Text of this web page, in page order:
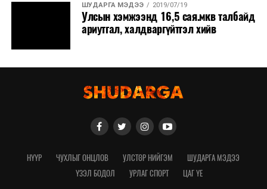
ШУДАРГА МЭДЭЭ 2019/07/19
Улсын хэмжээнд 16,5 сая.мкв талбайд
ариутгал, халдваргүйтгэл хийв
НҮҮР ЧУХЛЫГ ОНЦЛОВ УЛСТӨР НИЙГЭМ
ШУДАРГА МЭДЭЭ
ҮЗЭЛ БОДОЛ
УРЛАГ СПОРТ ЦАГ ҮЕ